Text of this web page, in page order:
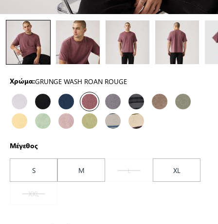
Χρώμα:GRUNGE WASH ROAN ROUGE
Μέγεθος
S M L
XL
XXL